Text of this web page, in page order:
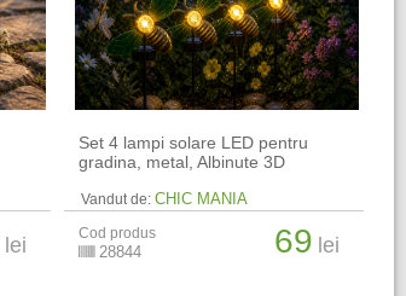
lei
Set 4 lampi solare LED pentru
gradina, metal, Albinute 3D
Vandut de: CHIC MANIA
Cod produs
28844 69 lei